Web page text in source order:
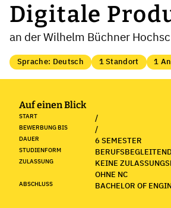
Digitale
an der Wilhelm Büchner
Sprache: Deutsch 1 Standort 1
Auf einen Blick
START /
BEWERBUNG BIS /
DAUER 6 SEMESTER
STUDIENFORM
ZULASSUNG
KEINE
OHNE NC
ABSCHLUSS BACHELOR OF